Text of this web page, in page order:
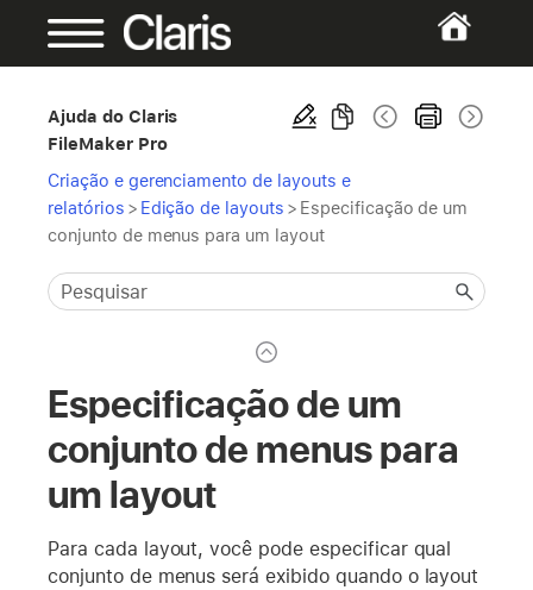
Ajuda do Claris
FileMaker Pro
Criação e gerenciamento de layouts e
relatórios > Edição de layouts > Especificação de um
conjunto de menus para um layout
Especificação de um
conjunto de menus para
um layout
Para cada layout, você pode especificar qual
conjunto de menus será exibido quando o layout